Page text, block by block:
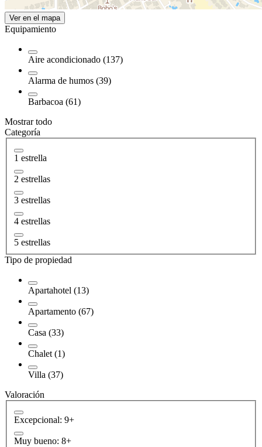
Ver en el mapa
Equipamiento
Aire acondicionado (137)
Alarma de humos (39)
Barbacoa (61)
Mostrar todo
Categoría
1 estrella
2 estrellas
3 estrellas
4 estrellas
5 estrellas
Tipo de propiedad
Apartahotel (13)
Apartamento (67)
Casa (33)
Chalet (1)
Villa (37)
Valoración
Excepcional: 9+
Muy bueno: 8+